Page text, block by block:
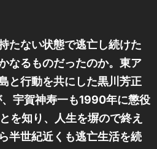
たない状態で逃亡し続けた
なるものだったのか。東ア
と行動を共にした黒川芳正
宇賀神寿一も1990年に懲役
を知り、人生を塀ので終え
半世紀近くも逃亡生活を続